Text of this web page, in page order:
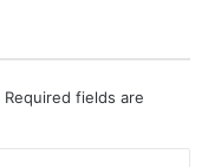
Required fields are